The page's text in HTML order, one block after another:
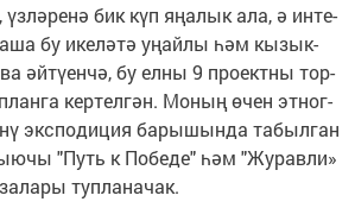
бик күп яңа­лык ала, ә ин­те­
бу ике­лә­тә уңай­лы һәм кы­зык­
әй­тү­ен­чә, бу ел­ны 9 про­ект­ны тор­
кер­тел­гән. Мо­ның өчен эт­ног­
экс­по­ди­ция ба­ры­шын­да та­был­ган
"Путь к По­бе­де" һәм "Жу­рав­ли»
туп­ла­на­чак.